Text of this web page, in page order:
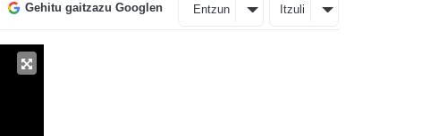
Gehitu gaitzazu Googlen Entzun Itzuli